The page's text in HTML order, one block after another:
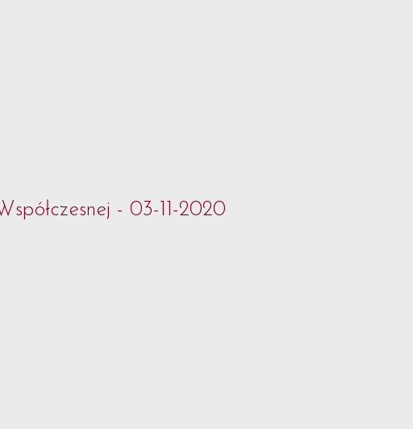
- 03-11-2020